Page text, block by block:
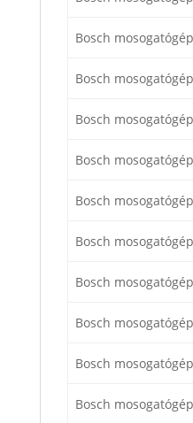
Bosch mosogatógép
Bosch mosogatógép
Bosch mosogatógép
Bosch mosogatógép
Bosch mosogatógép
Bosch mosogatógép
Bosch mosogatógép
Bosch mosogatógép
Bosch mosogatógép
Bosch mosogatógép